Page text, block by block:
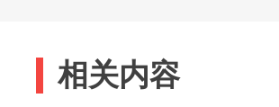
相关内容